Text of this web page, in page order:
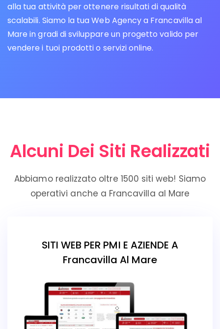
alla tua attività per ottenere risultati di qualità
scalabili. Siamo la tua Web Agency a Francavilla al
Mare in gradi di sviluppare un progetto valido per
vendere i tuoi prodotti o servizi online.
Alcuni Dei Siti Realizzati
Abbiamo realizzato oltre 1500 siti web! Siamo
operativi anche a Francavilla al Mare
SITI WEB PER PMI E AZIENDE A
Francavilla Al Mare